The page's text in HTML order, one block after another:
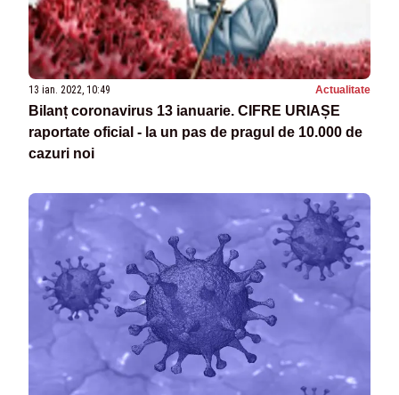
13 ian. 2022, 10:49 Actualitate
Bilanț coronavirus 13 ianuarie. CIFRE URIAȘE
raportate oficial - la un pas de pragul de 10.000 de
cazuri noi